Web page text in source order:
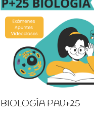
BIOLOGÍA PAU+25